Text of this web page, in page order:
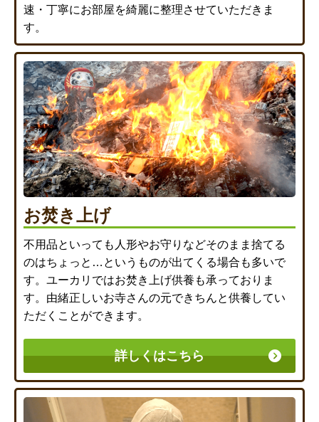
速・丁寧にお部屋を綺麗に整理させていただきま
す。
お焚き上げ
不用品といっても人形やお守りなどそのまま捨てる
のはちょっと…というものが出てくる場合も多いで
す。ユーカリではお焚き上げ供養も承っておりま
す。由緒正しいお寺さんの元できちんと供養してい
ただくことができます。
詳しくはこちら